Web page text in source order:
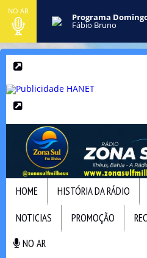
NO AR
Programa
Fábio Bruno
HOME HISTÓRIA DA RÁDIO
NOTICIAS
PROMOÇÃO
NO AR